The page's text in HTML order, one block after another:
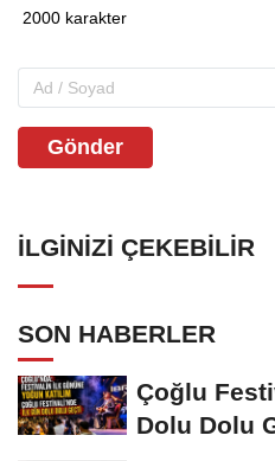
Gönder
İLGINIZI ÇEKEBILIR
SON HABERLER
Çoğlu
Dolu Dolu